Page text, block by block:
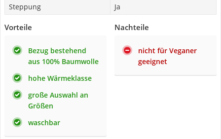
Steppung Ja
Vorteile
Bezug bestehend
aus 100% Baumwolle
hohe Wärmeklasse
große Auswahl an
Größen
waschbar
Nachteile
nicht für Veganer
geeignet